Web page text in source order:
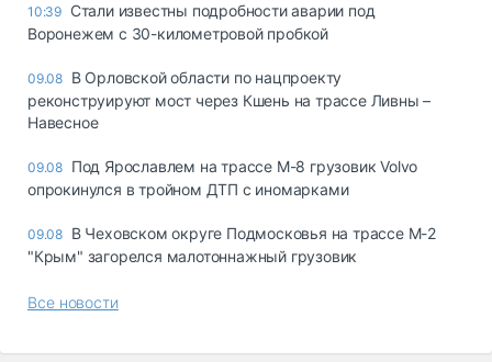
10:39 Стали известны подробности аварии под
Воронежем с 30-километровой пробкой
09.08 В Орловской области по нацпроекту
реконструируют мост через Кшень на трассе Ливны –
Навесное
09.08 Под Ярославлем на трассе М-8 грузовик Volvo
опрокинулся в тройном ДТП с иномарками
09.08 В Чеховском округе Подмосковья на трассе М-2
"Крым" загорелся малотоннажный грузовик
Все новости